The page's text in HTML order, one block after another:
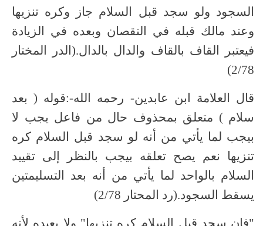
السجود ولو سجد قبل السلام جاز وكره تنزيها
وعند مالك قبله في النقصان وبعده في الزيادة
فيعتبر القاف بالقاف والدال بالدال.(الدر المختار
2/78)
قال العلامة ابن عابدين- رحمه الله-:قوله ( بعد
سلام ) متعلق بمحذوف حال من فاعل يجب لا
بيجب لما يأتي من أنه لو سجد قبل السلام كره
تنزيها نعم يصح تعلقه بيجب بالنظر إلى تقييد
السلام بالواحد لما يأتي من أنه بعد التسليمتين
يسقط السجود.(رد المحتار 2/78)
"فإن سجد قبل السلام كره تنزيها" ولا يعيده لأنه